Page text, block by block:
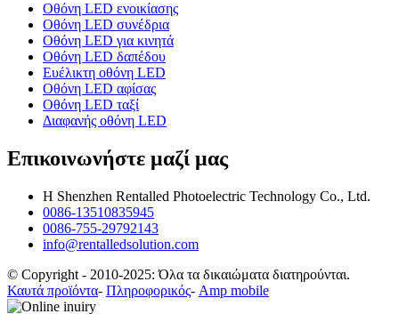
Οθόνη LED ενοικίασης
Οθόνη LED συνέδρια
Οθόνη LED για κινητά
Οθόνη LED δαπέδου
Ευέλικτη οθόνη LED
Οθόνη LED αφίσας
Οθόνη LED ταξί
Διαφανής οθόνη LED
Επικοινωνήστε μαζί μας
Η Shenzhen Rentalled Photoelectric Technology Co., Ltd.
0086-13510835945
0086-755-29792143
info@rentalledsolution.com
© Copyright - 2010-2025: Όλα τα δικαιώματα διατηρούνται.
Καυτά προϊόντα- Πληροφορικός- Amp mobile